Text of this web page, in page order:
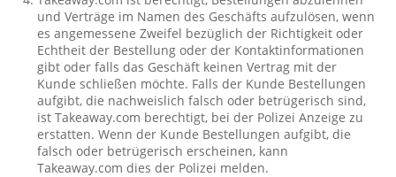
und Verträge im Namen des Geschäfts aufzulösen, wenn
es angemessene Zweifel bezüglich der Richtigkeit oder
Echtheit der Bestellung oder der Kontaktinformationen
gibt oder falls das Geschäft keinen Vertrag mit der
Kunde schließen möchte. Falls der Kunde Bestellungen
aufgibt, die nachweislich falsch oder betrügerisch sind,
ist Takeaway.com berechtigt, bei der Polizei Anzeige zu
erstatten. Wenn der Kunde Bestellungen aufgibt, die
falsch oder betrügerisch erscheinen, kann
Takeaway.com dies der Polizei melden.